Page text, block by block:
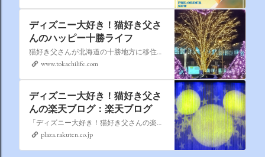
ディズニー大好き！猫好き父さ
んのハッピー十勝ライフ
猫好き父さんが北海道の十勝地方に移住しました。なれない北海道の暮らしについてお伝えします。
www.tokachilife.com
ディズニー大好き！猫好き父さ
んの楽天ブログ：楽天ブログ
「ディズニー大好き！猫好き父さんの楽天ブログ」にようこそ！ いろんなブログサービスが廃止になるなか満を持して楽天ブログをはじめようと思います。 よろしくお願いいたします。
plaza.rakuten.co.jp